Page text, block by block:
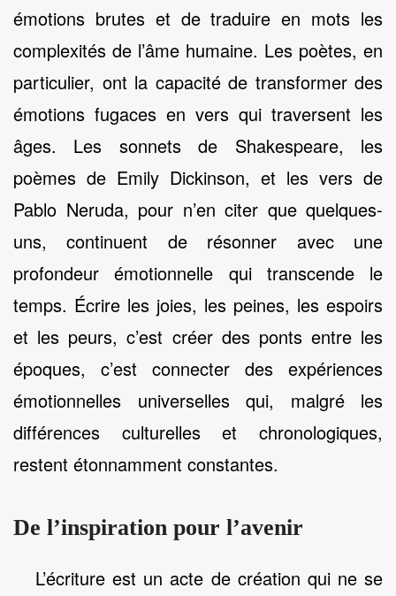
émotions brutes et de traduire en mots les
complexités de l’âme humaine. Les poètes, en
particulier, ont la capacité de transformer des
émotions fugaces en vers qui traversent les
âges. Les sonnets de Shakespeare, les
poèmes de Emily Dickinson, et les vers de
Pablo Neruda, pour n’en citer que quelques-
uns, continuent de résonner avec une
profondeur émotionnelle qui transcende le
temps. Écrire les joies, les peines, les espoirs
et les peurs, c’est créer des ponts entre les
époques, c’est connecter des expériences
émotionnelles universelles qui, malgré les
différences culturelles et chronologiques,
restent étonnamment constantes.
De l’inspiration pour l’avenir
L’écriture est un acte de création qui ne se